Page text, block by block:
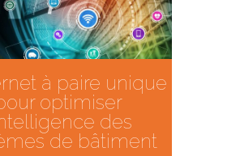
à paire unique
optimiser
des
de bâtiment